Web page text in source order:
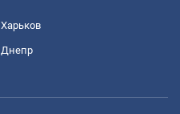
Харьков
Днепр